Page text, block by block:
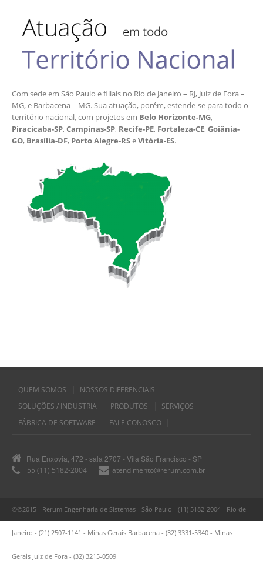
Com sede em São Paulo e filiais no Rio de Janeiro – RJ, Juiz de Fora –
MG, e Barbacena – MG. Sua atuação, porém, estende-se para todo o
território nacional, com projetos em Belo Horizonte-MG,
Piracicaba-SP,Campinas-SP, Recife-PE, Fortaleza-CE,Goiânia-
GO, Brasília-DF, Porto Alegre-RSeVitória-ES.
QUEM SOMOS
NOSSOS DIFERENCIAIS
SOLUÇÕES / INDUSTRIA
PRODUTOS
SERVIÇOS
FÁBRICA DE SOFTWARE
FALE CONOSCO
Rua Enxovia, 472 - sala 2707 - Vila São Francisco - SP
+55 (11) 5182-2004
atendimento@rerum.com.br
©©2015 - Rerum Engenharia de Sistemas - São Paulo - (11) 5182-2004 - Rio de
Janeiro - (21) 2507-1141 - Minas Gerais Barbacena - (32) 3331-5340 - Minas
Gerais Juiz de Fora - (32) 3215-0509